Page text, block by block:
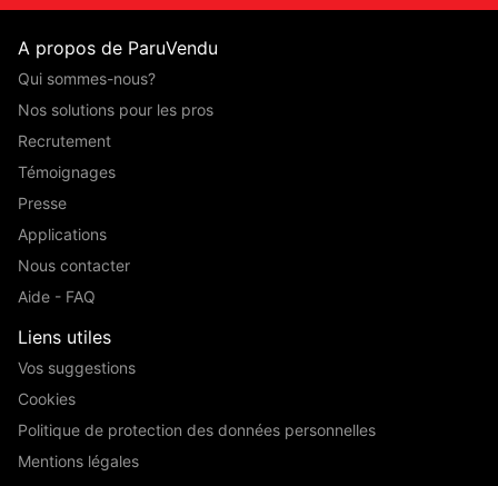
A propos de ParuVendu
Qui sommes-nous?
Nos solutions pour les pros
Recrutement
Témoignages
Presse
Applications
Nous contacter
Aide - FAQ
Liens utiles
Vos suggestions
Cookies
Politique de protection des données personnelles
Mentions légales